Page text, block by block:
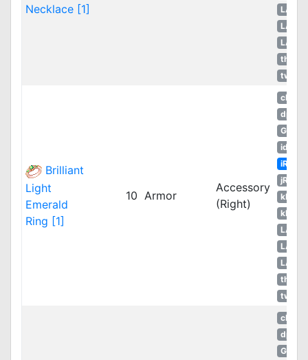
Necklace [1]
thROG
twRO
Brilliant
Light
Emerald
Ring [1]
10 Armor
Accessory
(Right)
cRO
dpRO
GGH
idRO
iRO
jRO
kROM
kROS
thROG
twRO
cRO
dpRO
GGH